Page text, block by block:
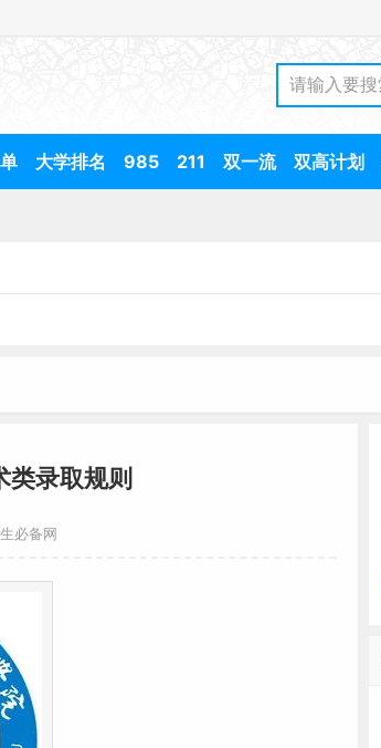
大学排名 985 211 双一流 双高计划
录取规则
必备网